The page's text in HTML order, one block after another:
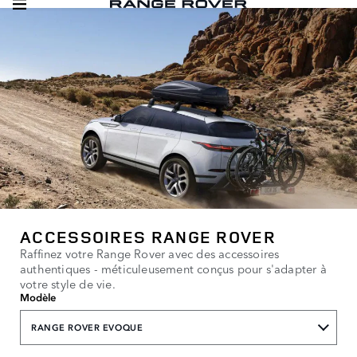
ACCESSOIRES RANGE ROVER
Raffinez votre Range Rover avec des accessoires
authentiques - méticuleusement conçus pour s'adapter à
votre style de vie.
Modèle
RANGE ROVER EVOQUE